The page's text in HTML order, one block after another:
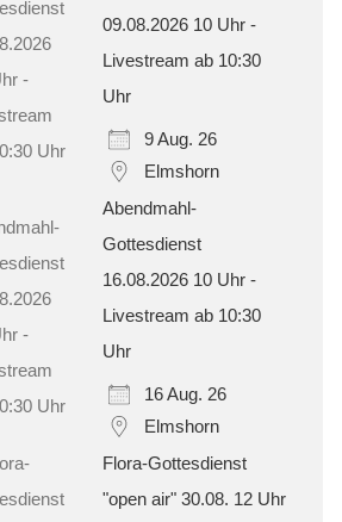
09.08.2026 10 Uhr -
Livestream ab 10:30
Uhr
9 Aug. 26
Elmshorn
Abendmahl-
Gottesdienst
16.08.2026 10 Uhr -
Livestream ab 10:30
Uhr
16 Aug. 26
Elmshorn
Flora-Gottesdienst
"open air" 30.08. 12 Uhr